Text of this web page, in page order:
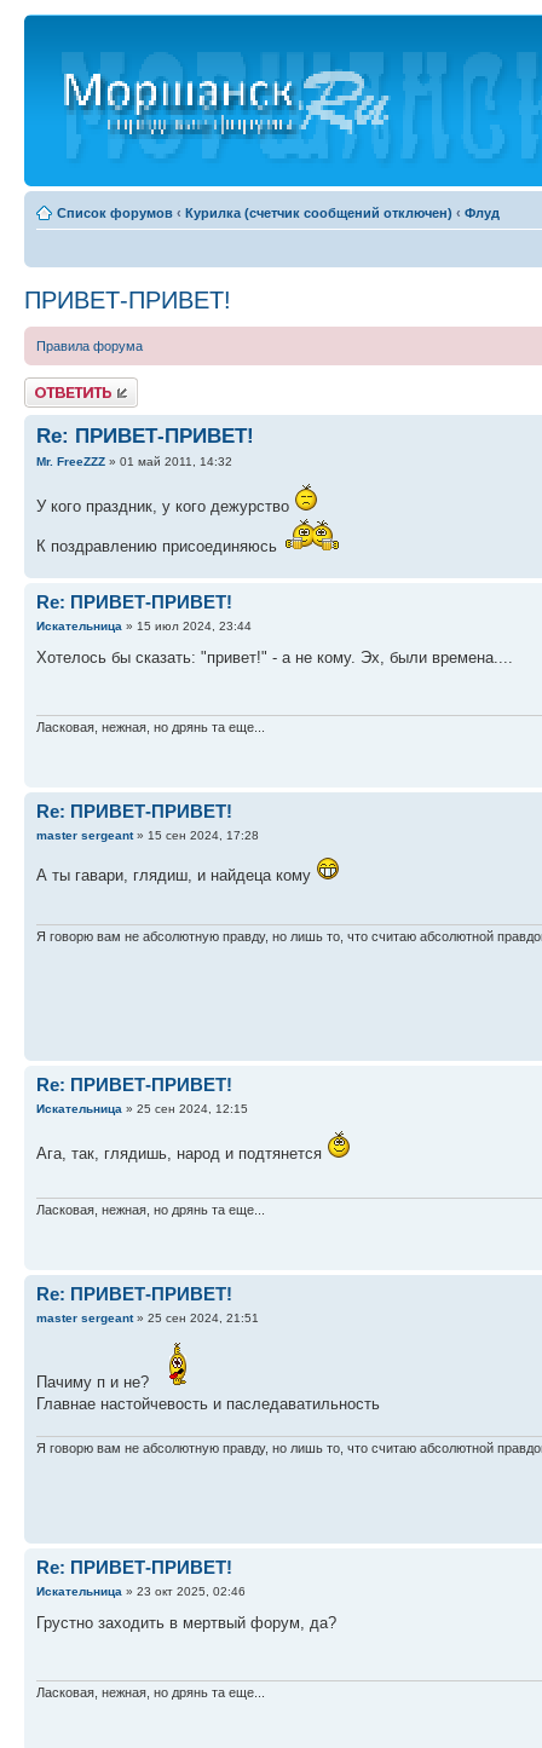
Список форумов ‹ Курилка (счетчик сообщений отключен) ‹ Флуд
ПРИВЕТ-ПРИВЕТ!
Правила форума
Ответить
Re: ПРИВЕТ-ПРИВЕТ!
Mr. FreeZZZ » 01 май 2011, 14:32
У кого праздник, у кого дежурство
К поздравлению присоединяюсь
Re: ПРИВЕТ-ПРИВЕТ!
Искательница » 15 июл 2024, 23:44
Хотелось бы сказать: "привет!" - а не кому. Эх, были времена....
Ласковая, нежная, но дрянь та еще...
Re: ПРИВЕТ-ПРИВЕТ!
master sergeant» 15 сен 2024, 17:28
А ты гавари, глядиш, и найдеца кому
Я говорю вам не абсолютную правду, но лишь то, что считаю абсолютной
Re: ПРИВЕТ-ПРИВЕТ!
Искательница » 25 сен 2024, 12:15
Ага, так, глядишь, народ и подтянется
Ласковая, нежная, но дрянь та еще...
Re: ПРИВЕТ-ПРИВЕТ!
master sergeant» 25 сен 2024, 21:51
Пачиму п и не?
Главнае настойчевость и паследаватильность
Я говорю вам не абсолютную правду, но лишь то, что считаю абсолютной
Re: ПРИВЕТ-ПРИВЕТ!
Искательница » 23 окт 2025, 02:46
Грустно заходить в мертвый форум, да?
Ласковая, нежная, но дрянь та еще...